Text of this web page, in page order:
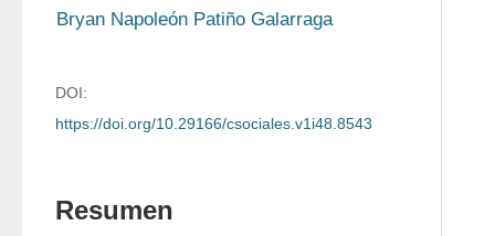
Bryan Napoleón Patiño Galarraga
DOI:
https://doi.org/10.29166/csociales.v1i48.8543
Resumen